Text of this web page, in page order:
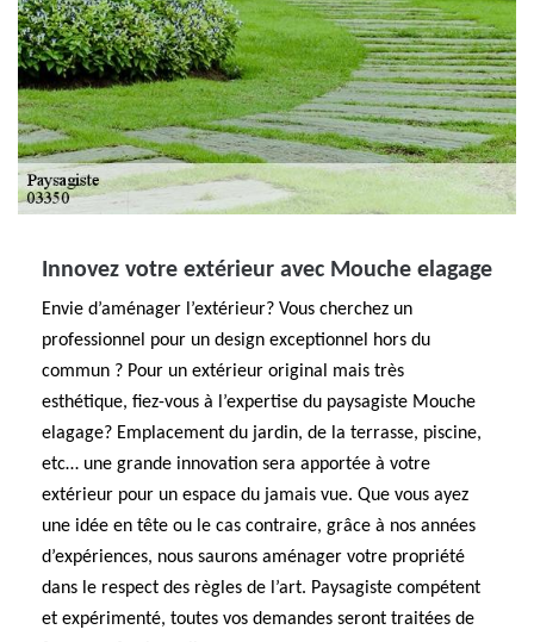
Innovez votre extérieur avec Mouche elagage
Envie d’aménager l’extérieur? Vous cherchez un
professionnel pour un design exceptionnel hors du
commun ? Pour un extérieur original mais très
esthétique, fiez-vous à l’expertise du paysagiste Mouche
elagage? Emplacement du jardin, de la terrasse, piscine,
etc… une grande innovation sera apportée à votre
extérieur pour un espace du jamais vue. Que vous ayez
une idée en tête ou le cas contraire, grâce à nos années
d’expériences, nous saurons aménager votre propriété
dans le respect des règles de l’art. Paysagiste compétent
et expérimenté, toutes vos demandes seront traitées de